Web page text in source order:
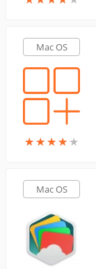
Mac OS
★★★★ ★
★★★★ ★
Mac OS